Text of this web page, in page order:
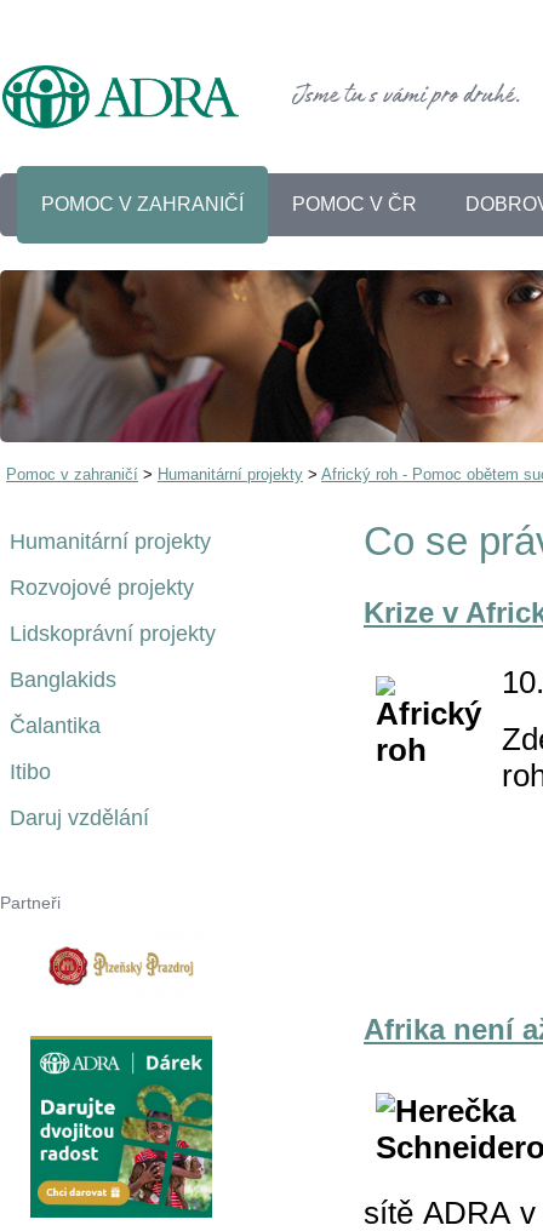
POMOC V ZAHRANIČÍ POMOC V ČR
Pomoc v zahraničí > Humanitární projekty > Africký roh - Pomoc obětem
Humanitární projekty
Rozvojové projekty
Lidskoprávní projekty
Banglakids
Čalantika
Itibo
Daruj vzdělání
Partneři
Co se
Krize v
Afrika není
sítě ADRA